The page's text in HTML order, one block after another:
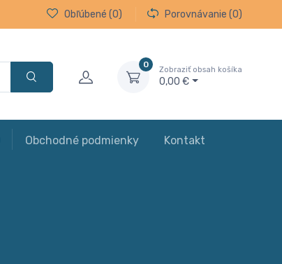
Obľúbené (0) Porovnávanie (0)
0
Zobraziť obsah košíka
0,00 €
Obchodné podmienky Kontakt